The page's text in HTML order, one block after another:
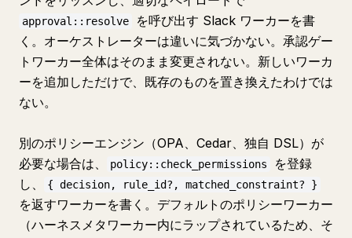
approval::resolve
を呼び出す Slack ワーカーを書
く。オーケストレーターは違いに気づかない。承認ゲー
トワーカー全体はそのまま変更されない。新しいワーカ
ーを追加しただけで、既存のものを置き換えたわけでは
ない。
別のポリシーエンジン（OPA、Cedar、独自 DSL）が
必要な場合は、
policy::check_permissions
を登録
し、
{ decision, rule_id?, matched_constraint? }
を返すワーカーを書く。デフォルトのポリシーワーカー
（ハーネスメタワーカー内にラップされているため、そ